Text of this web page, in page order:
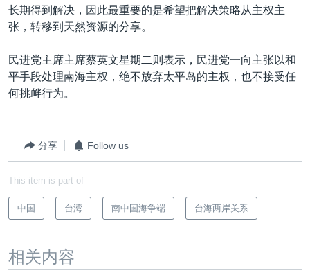
长期得到解决，因此最重要的是希望把解决策略从主权主
张，转移到天然资源的分享。
民进党主席主席蔡英文星期二则表示，民进党一向主张以和
平手段处理南海主权，绝不放弃太平岛的主权，也不接受任
何挑衅行为。
分享 Follow us
This item is part of
中国 台湾 南中国海争端 台海两岸关系
相关内容